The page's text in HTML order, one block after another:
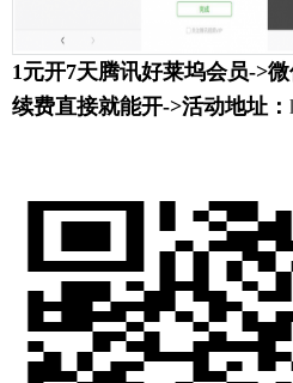
1元开7天腾讯好莱坞会员->
续费直接就能开->活动地址：